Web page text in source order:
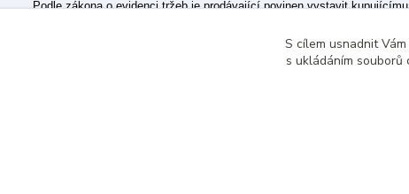
Podle zákona o evidenci tržeb je prodávající povinen vystavit
Zároveň je povinen zaevidovat přijatou tržbu u správce daně online; v
S cílem usnadnit
s ukládáním souborů